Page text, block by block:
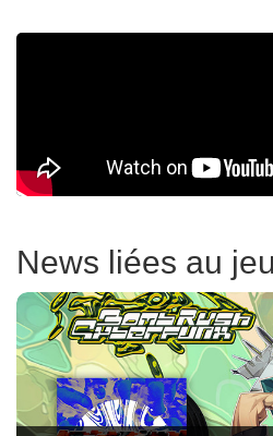
News liées au jeu